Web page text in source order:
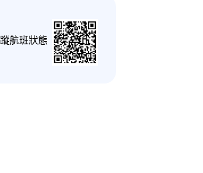
航班狀態